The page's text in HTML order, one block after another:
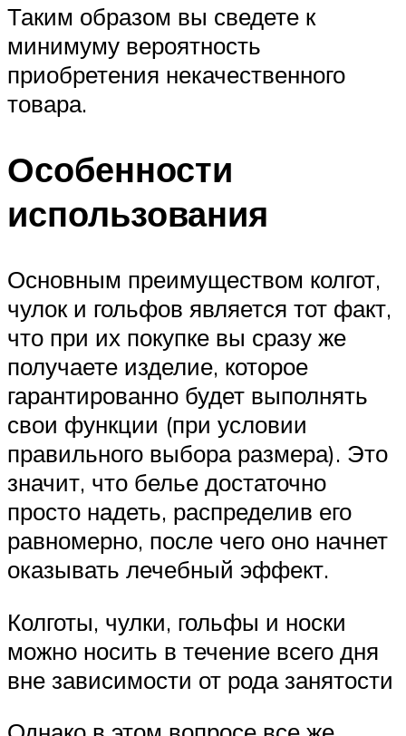
Таким образом вы сведете к
минимуму вероятность
приобретения некачественного
товара.
Особенности
использования
Основным преимуществом колгот,
чулок и гольфов является тот факт,
что при их покупке вы сразу же
получаете изделие, которое
гарантированно будет выполнять
свои функции (при условии
правильного выбора размера). Это
значит, что белье достаточно
просто надеть, распределив его
равномерно, после чего оно начнет
оказывать лечебный эффект.
Колготы, чулки, гольфы и носки
можно носить в течение всего дня
вне зависимости от рода занятости